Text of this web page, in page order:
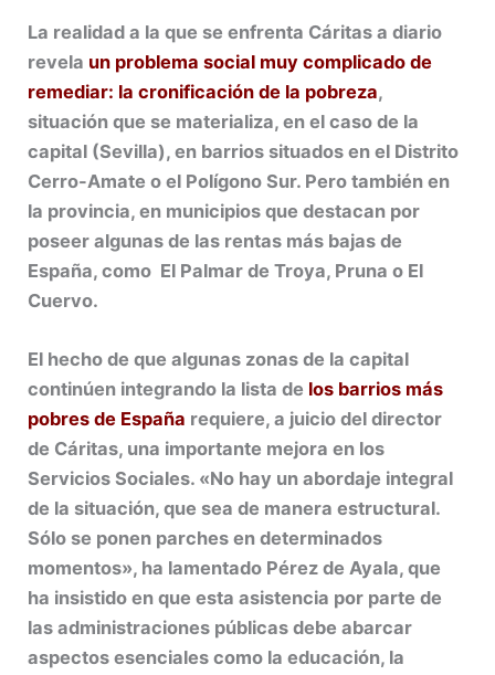
La realidad a la que se enfrenta Cáritas a diario
revela un problema social muy complicado de
remediar: la cronificación de la pobreza,
situación que se materializa, en el caso de la
capital (Sevilla), en barrios situados en el Distrito
Cerro-Amate o el Polígono Sur. Pero también en
la provincia, en municipios que destacan por
poseer algunas de las rentas más bajas de
España, como El Palmar de Troya, Pruna o El
Cuervo.
El hecho de que algunas zonas de la capital
continúen integrando la lista de los barrios más
pobres de España requiere, a juicio del director
de Cáritas, una importante mejora en los
Servicios Sociales. «No hay un abordaje integral
de la situación, que sea de manera estructural.
Sólo se ponen parches en determinados
momentos», ha lamentado Pérez de Ayala, que
ha insistido en que esta asistencia por parte de
las administraciones públicas debe abarcar
aspectos esenciales como la educación, la